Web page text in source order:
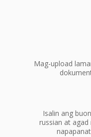
Mag-upload
Isalin ang
russian at